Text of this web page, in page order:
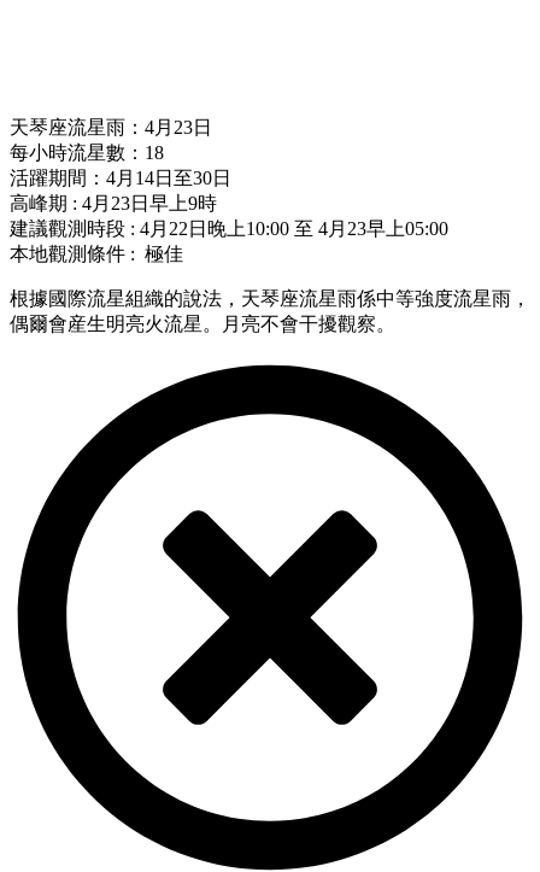
天琴座流星雨：4月23日
每小時流星數：18
活躍期間：4月14日至30日
高峰期 : 4月23日早上9時
建議觀測時段 : 4月22日晚上10:00 至 4月23早上05:00
本地觀測條件 : 極佳
根據國際流星組織的說法，天琴座流星雨係中等強度流星雨，
偶爾會産生明亮火流星。月亮不會干擾觀察。